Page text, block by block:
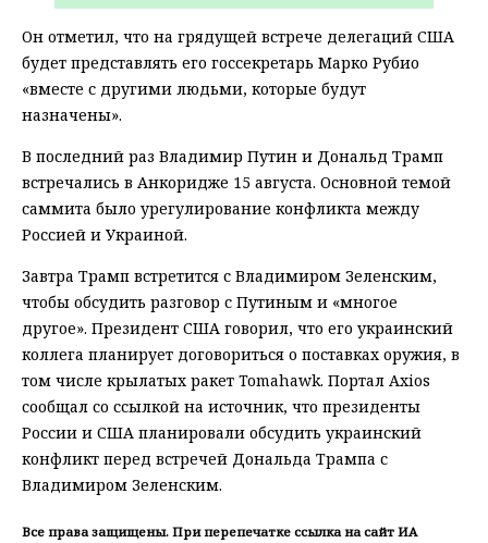
Он отметил, что на грядущей встрече делегаций США
будет представлять его госсекретарь Марко Рубио
«вместе с другими людьми, которые будут
назначены».
В последний раз Владимир Путин и Дональд Трамп
встречались в Анкоридже 15 августа. Основной темой
саммита было урегулирование конфликта между
Россией и Украиной.
Завтра Трамп встретится с Владимиром Зеленским,
чтобы обсудить разговор с Путиным и «многое
другое». Президент США говорил, что его украинский
коллега планирует договориться о поставках оружия, в
том числе крылатых ракет Tomahawk. Портал Axios
сообщал со ссылкой на источник, что президенты
России и США планировали обсудить украинский
конфликт перед встречей Дональда Трампа с
Владимиром Зеленским.
Все права защищены. При перепечатке ссылка на сайт ИА